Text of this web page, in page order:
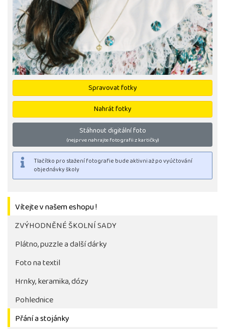
Spravovat fotky
Nahrát fotky
Stáhnout digitální foto
(nejprve nahrajte fotografii z kartičky)
Tlačítko pro stažení fotografie bude aktivni až po
objednávky školy
Vítejte v našem eshopu !
ZVÝHODNĚNÉ ŠKOLNÍ SADY
Plátno, puzzle a další dárky
Foto na textil
Hrnky, keramika, dózy
Pohlednice
Přání a stojánky